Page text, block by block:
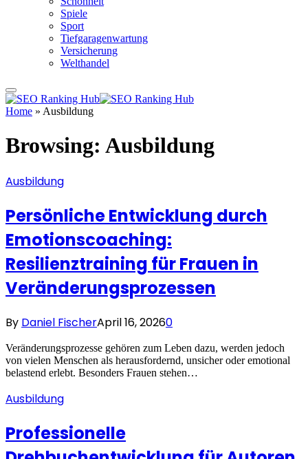
Spiele
Sport
Tiefgaragenwartung
Versicherung
Welthandel
Home » Ausbildung
Browsing: Ausbildung
Ausbildung
Persönliche Entwicklung durch
Emotionscoaching:
Resilienztraining für Frauen in
Veränderungsprozessen
By Daniel FischerApril 16, 20260
Veränderungsprozesse gehören zum Leben dazu, werden jedoch
von vielen Menschen als herausfordernd, unsicher oder emotional
belastend erlebt. Besonders Frauen stehen…
Ausbildung
Professionelle